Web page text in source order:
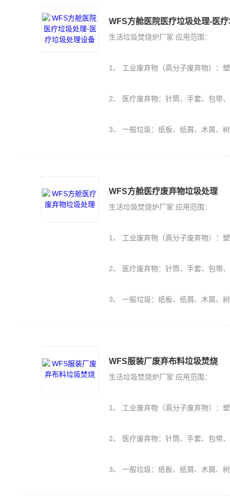
WFS方舱医院医疗垃圾处理-医
生活垃圾焚烧炉厂家:应用范围：
1、 工业废弃物（高分子废弃物）：塑料PE、PU、橡胶（轮胎）、保丽
2、 医疗废弃物：针筒、手套、包带
3、 一般垃圾：纸板、纸屑、木屑、
WFS方舱医疗废弃物垃圾处理
生活垃圾焚烧炉厂家:应用范围：
1、 工业废弃物（高分子废弃物）：塑料PE、PU、橡胶（轮胎）、保丽
2、 医疗废弃物：针筒、手套、包带
3、 一般垃圾：纸板、纸屑、木屑、
WFS服装厂废弃布料垃圾焚烧
生活垃圾焚烧炉厂家:应用范围：
1、 工业废弃物（高分子废弃物）：塑料PE、PU、橡胶（轮胎）、保丽
2、 医疗废弃物：针筒、手套、包带
3、 一般垃圾：纸板、纸屑、木屑、